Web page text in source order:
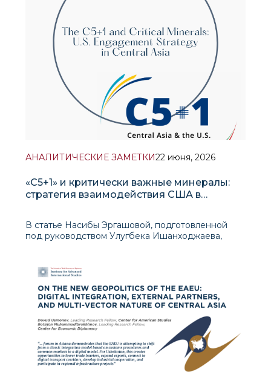
АНАЛИТИЧЕСКИЕ ЗАМЕТКИ22 июня, 2026
«C5+1» и критически важные минералы:
стратегия взаимодействия США в
В статье Насибы Эргашовой, подготовленной
под руководством Улугбека Ишанходжаева,
минералами и анализируется, как формат «C5+1»
стал ключ